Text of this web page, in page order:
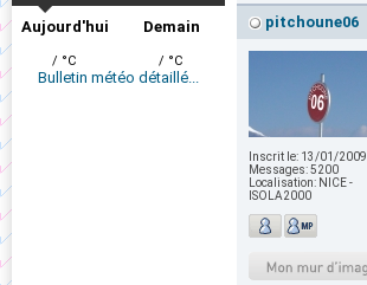
Aujourd'hui
/ °C
Demain
/ °C
Bulletin météo détaillé...
pitchoune06
Inscrit le: 13/01/2009
Messages:5200
Localisation: NICE -
ISOLA2000